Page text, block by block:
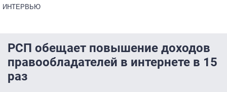
ИНТЕРВЬЮ
РСП обещает повышение доходов
правообладателей в интернете в 15
раз